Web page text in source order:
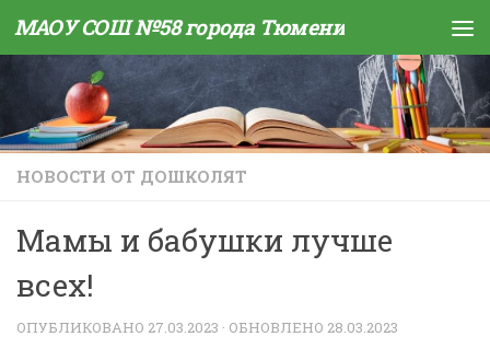
Skip to content
МАОУ СОШ №58 города Тюмени
НОВОСТИ ОТ ДОШКОЛЯТ
Мамы и бабушки лучше
всех!
ОПУБЛИКОВАНО 27.03.2023 · ОБНОВЛЕНО 28.03.2023